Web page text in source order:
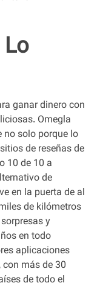
ganar dinero con
Omegla
no solo porque lo
de reseñas de
10 de 10 a
de
en la puerta de al
de kilómetros
y
en todo
aplicaciones
más de 30